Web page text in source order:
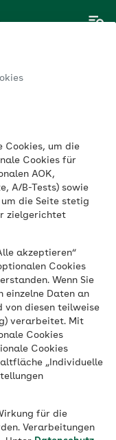
Cookies, um die
Cookies für
AOK,
A/B-Tests) sowie
um die Seite stetig
zielgerichtet
akzeptieren“
Cookies
Wenn Sie
einzelne Daten an
von diesen teilweise
verarbeitet. Mit
Cookies
Cookies
„Individuelle
für die
Verarbeitungen
und
nur eine von